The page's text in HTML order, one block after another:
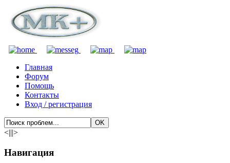
Главная
Форум
Помощь
Контакты
Вход / регистрация
<|||>
Навигация